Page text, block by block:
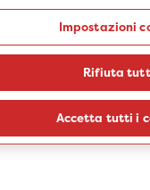
Impostazioni
Rifiuta
Accetta tutti i